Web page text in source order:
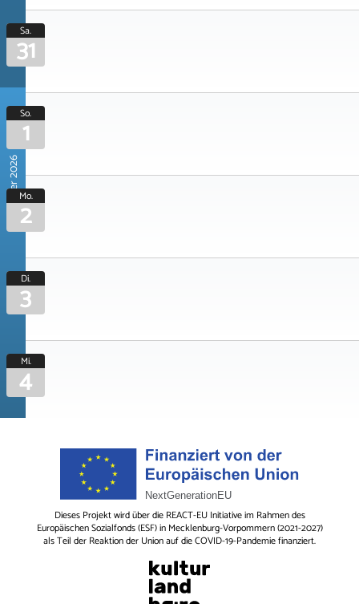
Sa.
31
November 2026
So.
1
Mo.
2
Di.
3
Mi.
4
Dieses Projekt wird über die REACT-EU Initiative im Rahmen des
Europäischen Sozialfonds (ESF) in Mecklenburg-Vorpommern (2021-2027)
als Teil der Reaktion der Union auf die COVID-19-Pandemie finanziert.